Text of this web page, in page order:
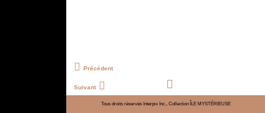
Précédent
Suivant
Tous droits réservés Interpix Inc., Collection ÎLE MYSTÉRIEUSE